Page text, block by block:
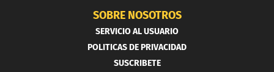
SOBRE NOSOTROS
SERVICIO AL USUARIO
POLITICAS DE PRIVACIDAD
SUSCRIBETE